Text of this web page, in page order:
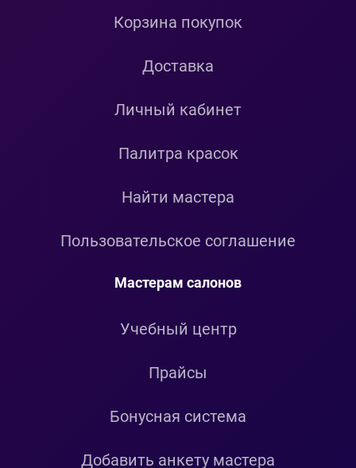
Корзина покупок
Доставка
Личный кабинет
Палитра красок
Найти мастера
Пользовательское соглашение
Мастерам салонов
Учебный центр
Прайсы
Бонусная система
Добавить анкету мастера